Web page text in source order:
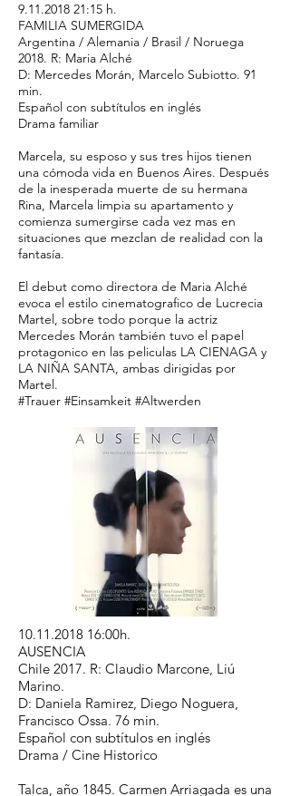
9.11.2018 21:15 h.
FAMILIA SUMERGIDA
Argentina / Alemania / Brasil / Noruega
2018. R: Maria Alché
D: Mercedes Morán, Marcelo Subiotto. 91
min.
Español con subtítulos en inglés
Drama familiar
Marcela, su esposo y sus tres hijos tienen
una cómoda vida en Buenos Aires. Después
de la inesperada muerte de su hermana
Rina, Marcela limpia su apartamento y
comienza sumergirse cada vez mas en
situaciones que mezclan de realidad con la
fantasía.
El debut como directora de Maria Alché
evoca el estilo cinematografico de Lucrecia
Martel, sobre todo porque la actriz
Mercedes Morán también tuvo el papel
protagonico en las peliculas LA CIENAGA y
LA NIÑA SANTA, ambas dirigidas por
Martel.
#Trauer #Einsamkeit #Altwerden
10.11.2018 16:00h.
AUSENCIA
Chile 2017. R: Claudio Marcone, Liú
Marino.
D: Daniela Ramirez, Diego Noguera,
Francisco Ossa. 76 min.
Español con subtítulos en inglés
Drama / Cine Historico
Talca, año 1845. Carmen Arriagada es una